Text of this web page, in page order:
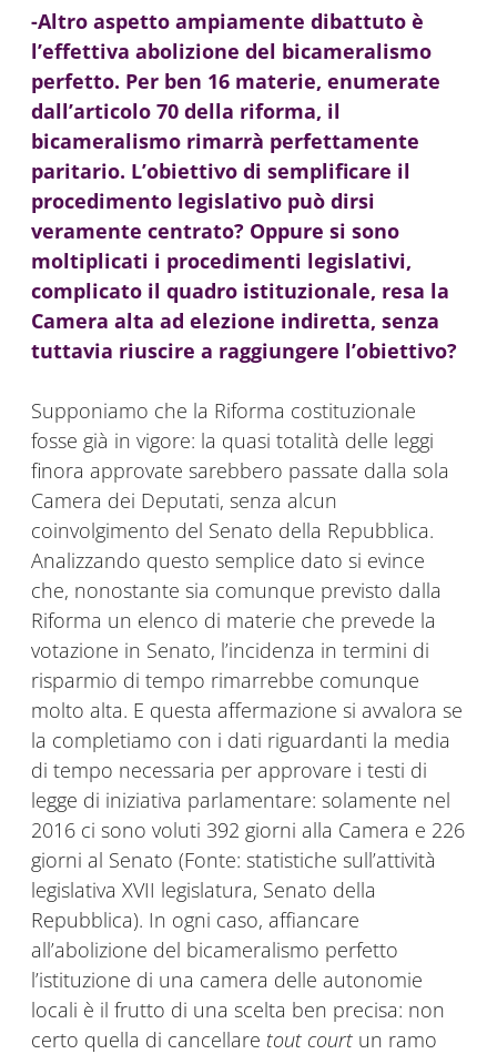
-Altro aspetto ampiamente dibattuto è
l’effettiva abolizione del bicameralismo
perfetto. Per ben 16 materie, enumerate
dall’articolo 70 della riforma, il
bicameralismo rimarrà perfettamente
paritario. L’obiettivo di semplificare il
procedimento legislativo può dirsi
veramente centrato? Oppure si sono
moltiplicati i procedimenti legislativi,
complicato il quadro istituzionale, resa la
Camera alta ad elezione indiretta, senza
tuttavia riuscire a raggiungere l’obiettivo?
Supponiamo che la Riforma costituzionale
fosse già in vigore: la quasi totalità delle leggi
finora approvate sarebbero passate dalla sola
Camera dei Deputati, senza alcun
coinvolgimento del Senato della Repubblica.
Analizzando questo semplice dato si evince
che, nonostante sia comunque previsto dalla
Riforma un elenco di materie che prevede la
votazione in Senato, l’incidenza in termini di
risparmio di tempo rimarrebbe comunque
molto alta. E questa affermazione si avvalora se
la completiamo con i dati riguardanti la media
di tempo necessaria per approvare i testi di
legge di iniziativa parlamentare: solamente nel
2016 ci sono voluti 392 giorni alla Camera e 226
giorni al Senato (Fonte: statistiche sull’attività
legislativa XVII legislatura, Senato della
Repubblica). In ogni caso, affiancare
all’abolizione del bicameralismo perfetto
l’istituzione di una camera delle autonomie
locali è il frutto di una scelta ben precisa: non
certo quella di cancellare tout court un ramo